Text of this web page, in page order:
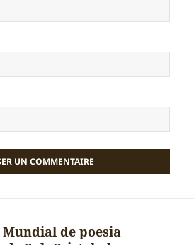
de poesia